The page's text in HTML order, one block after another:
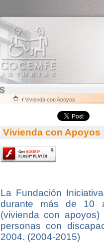
/ Vivienda con Apoyos
Vivienda con Apoyos
La Fundación
durante más de
(vivienda con apoyos)
personas con
2004. (2004-2015)